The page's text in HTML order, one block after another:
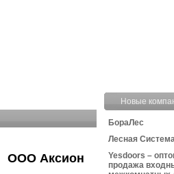
ООО Аксион
Новые
БораЛес
Лесная
Yesdoors –
продажа